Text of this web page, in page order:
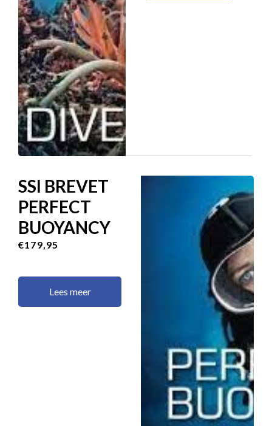
SSI BREVET
PERFECT
BUOYANCY
€179,95
Lees meer